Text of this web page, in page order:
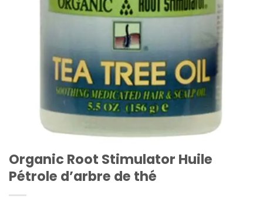
Organic Root Stimulator Huile
Pétrole d’arbre de thé